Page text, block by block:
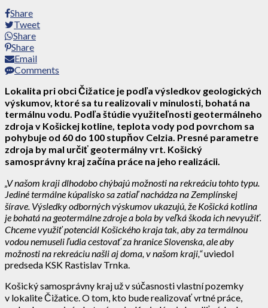
Share
Tweet
Share
Share
Email
Comments
Lokalita pri obci Čižatice je podľa výsledkov geologických
výskumov, ktoré sa tu realizovali v minulosti, bohatá na
termálnu vodu. Podľa štúdie využiteľnosti geotermálneho
zdroja v Košickej kotline, teplota vody pod povrchom sa
pohybuje od 60 do 100 stupňov Celzia. Presné parametre
zdroja by mal určiť geotermálny vrt. Košický
samosprávny kraj začína práce na jeho realizácii.
„V našom kraji dlhodobo chýbajú možnosti na rekreáciu tohto typu.
Jediné termálne kúpalisko sa zatiaľ nachádza na Zemplínskej
šírave. Výsledky odborných výskumov ukazujú, že Košická kotlina
je bohatá na geotermálne zdroje a bola by veľká škoda ich nevyužiť.
Chceme využiť potenciál Košického kraja tak, aby za termálnou
vodou nemuseli ľudia cestovať za hranice Slovenska, ale aby
možnosti na rekreáciu našli aj doma, v našom kraji,“uviedol
predseda KSK Rastislav Trnka.
Košický samosprávny kraj už v súčasnosti vlastní pozemky
v lokalite Čižatice. O tom, kto bude realizovať vrtné práce,